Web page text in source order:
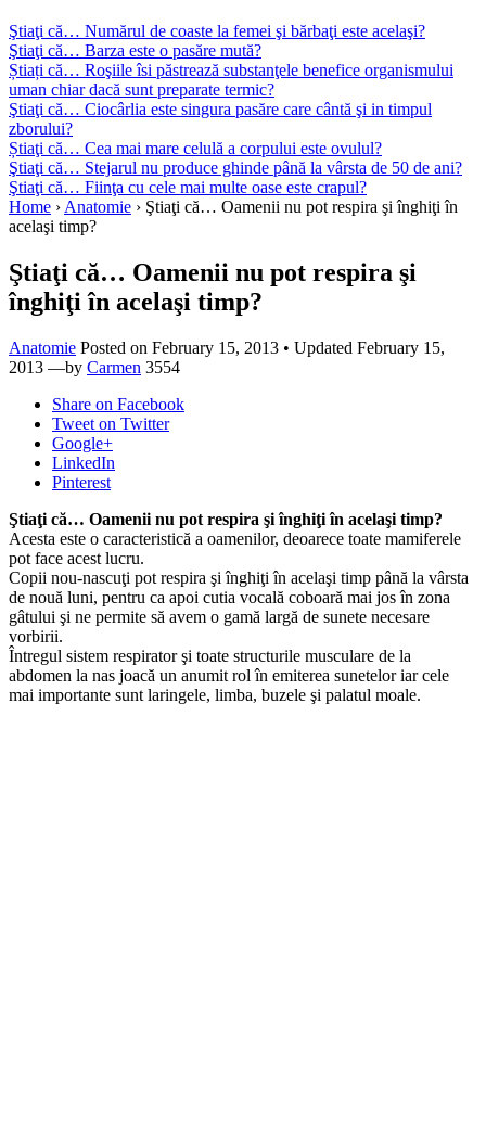
Ştiaţi că… Numărul de coaste la femei şi bărbaţi este acelaşi?
Ştiaţi că… Barza este o pasăre mută?
Știați că… Roşiile îsi păstrează substanţele benefice organismului
uman chiar dacă sunt preparate termic?
Ştiaţi că… Ciocârlia este singura pasăre care cântă şi in timpul
zborului?
Știaţi că… Cea mai mare celulă a corpului este ovulul?
Ştiaţi că… Stejarul nu produce ghinde până la vârsta de 50 de ani?
Ştiaţi că… Fiinţa cu cele mai multe oase este crapul?
Home ›Anatomie › Ştiaţi că… Oamenii nu pot respira şi înghiţi în
acelaşi timp?
Ştiaţi că… Oamenii nu pot respira şi
înghiţi în acelaşi timp?
Anatomie Posted on February 15, 2013 • Updated February 15,
2013 —by Carmen 3554
Share on Facebook
Tweet on Twitter
Google+
LinkedIn
Pinterest
Ştiaţi că… Oamenii nu pot respira şi înghiţi în acelaşi timp?
Acesta este o caracteristică a oamenilor, deoarece toate mamiferele
pot face acest lucru.
Copii nou-nascuţi pot respira şi înghiţi în acelaşi timp până la vârsta
de nouă luni, pentru ca apoi cutia vocală coboară mai jos în zona
gâtului şi ne permite să avem o gamă largă de sunete necesare
vorbirii.
Întregul sistem respirator şi toate structurile musculare de la
abdomen la nas joacă un anumit rol în emiterea sunetelor iar cele
mai importante sunt laringele, limba, buzele şi palatul moale.